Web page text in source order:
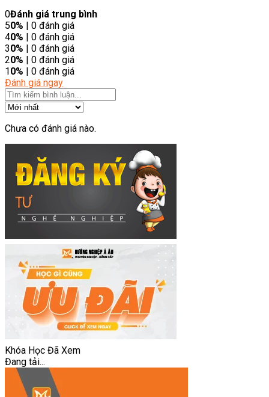
0Đánh giá trung bình
50% | 0 đánh giá
40% | 0 đánh giá
30% | 0 đánh giá
20% | 0 đánh giá
1 0% | 0 đánh giá
Đánh giá ngay
Chưa có đánh giá nào.
Khóa Học Đã Xem
Đang tải...